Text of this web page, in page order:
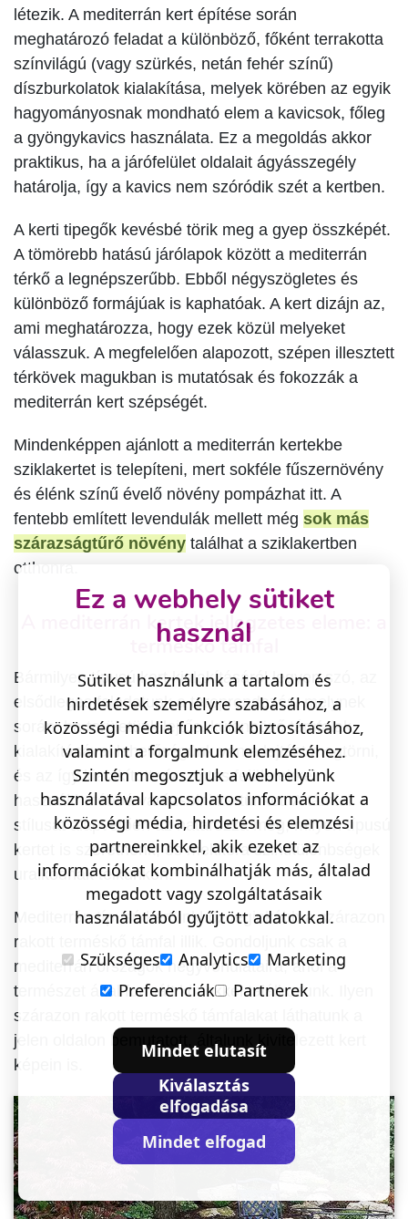
létezik. A mediterrán kert építése során
meghatározó feladat a különböző, főként terrakotta
színvilágú (vagy szürkés, netán fehér színű)
díszburkolatok kialakítása, melyek körében az egyik
hagyományosnak mondható elem a kavicsok, főleg
a gyöngykavics használata. Ez a megoldás akkor
praktikus, ha a járófelület oldalait ágyásszegély
határolja, így a kavics nem szóródik szét a kertben.
A kerti tipegők kevésbé törik meg a gyep összképét.
A tömörebb hatású járólapok között a mediterrán
térkő a legnépszerűbb. Ebből négyszögletes és
különböző formájúak is kaphatóak. A kert dizájn az,
ami meghatározza, hogy ezek közül melyeket
válasszuk. A megfelelően alapozott, szépen illesztett
térkövek magukban is mutatósak és fokozzák a
mediterrán kert szépségét.
Mindenképpen ajánlott a mediterrán kertekbe
sziklakertet is telepíteni, mert sokféle fűszernövény
és élénk színű évelő növény pompázhat itt. A
fentebb említett levendulák mellett még sok más
szárazságtűrő növény találhat a sziklakertben
otthonra.
A mediterrán kertek jellegzetes eleme: a
terméskő támfal
Bármilyen típusú kert kialakításáról legyen szó, az
elsődleges feladatunk a tereprendezés, melynek
során, ha területünk lejtős, különböző támfalak
kialakításával lehetőségünk van a lejtést megtörni,
és az így kialakított vízszintes felületekkel
használthatóbbá varázsolni kertünket. A támfal
stílusát alapvetően az határozza meg, milyen típusú
kertet is szeretnénk, és mekkora szintkülönbségek
uralkodnak telkünkön.
Mediterrán típusú kertünkhöz leginkább a szárazon
rakott terméskő támfal illik. Gondoljunk csak a
mediterrán országok hegyvonulataira, ahol a
természet által formált kövekkel találkozunk. Ilyen
szárazon rakott terméskő támfalakat láthatunk a
jelen oldalon bemutatott, általunk kivitelezett kert
képein is.
Ez a webhely sütiket
használ
Sütiket használunk a tartalom és
hirdetések személyre szabásához, a
közösségi média funkciók biztosításához,
valamint a forgalmunk elemzéséhez.
Szintén megosztjuk a webhelyünk
használatával kapcsolatos információkat a
közösségi média, hirdetési és elemzési
partnereinkkel, akik ezeket az
információkat kombinálhatják más, általad
megadott vagy szolgáltatásaik
használatából gyűjtött adatokkal.
Szükséges
Analytics
Marketing
Preferenciák
Partnerek
Mindet elutasít
Kiválasztás
elfogadása
Mindet elfogad